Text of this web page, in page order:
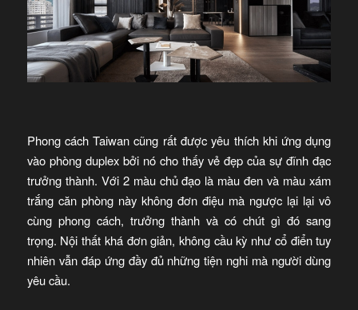
Phong cách Taiwan cũng rất được yêu thích khi ứng dụng
vào phòng duplex bởi nó cho thấy vẻ đẹp của sự đĩnh đạc
trưởng thành. Với 2 màu chủ đạo là màu đen và màu xám
trắng căn phòng này không đơn điệu mà ngược lại lại vô
cùng phong cách, trưởng thành và có chút gì đó sang
trọng. Nội thất khá đơn giản, không cầu kỳ như cổ điển tuy
nhiên vẫn đáp ứng đầy đủ những tiện nghi mà người dùng
yêu cầu.